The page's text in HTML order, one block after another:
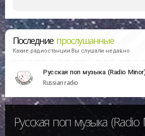
Последние прослушанные
Какие радиостанции Вы слушали недавно
Русская поп музыка (Radio Minor)
Russian radio
Русская поп музыка (Radio